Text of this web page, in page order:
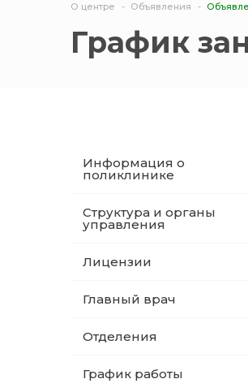
О центре Объявления
График
Информация о
поликлинике
Структура и органы
управления
Лицензии
Главный врач
Отделения
График работы